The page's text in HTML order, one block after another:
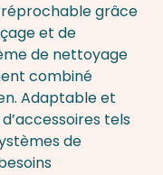
grâce
et de
de nettoyage
combiné
Adaptable et
tels
de